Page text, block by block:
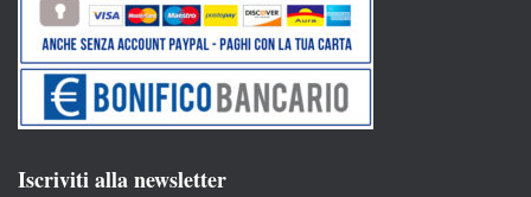
Iscriviti alla newsletter